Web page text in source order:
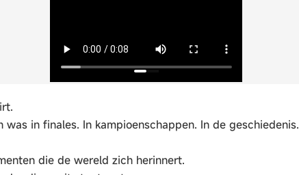
was in finales. In kampioenschappen. In de geschiedenis.
die de wereld zich herinnert.